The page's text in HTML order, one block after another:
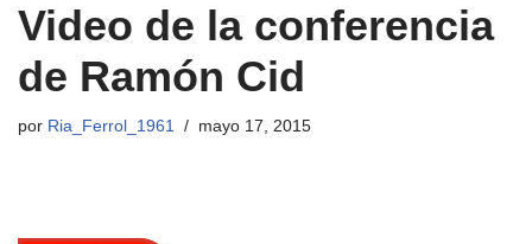
Video de la conferencia
de Ramón Cid
por Ria_Ferrol_1961 mayo 17, 2015